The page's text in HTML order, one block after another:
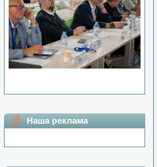
Наша реклама